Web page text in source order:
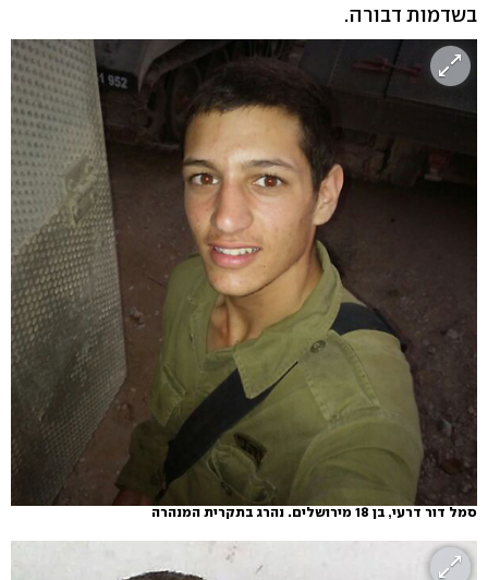
בשדמות דבורה.
סמל דור דרעי, בן 18 מירושלים. נהרג בתקרית המנהרה